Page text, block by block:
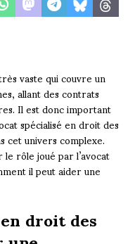
vaste qui couvre un
allant des contrats
Il est donc important
spécialisé en droit des
univers complexe.
rôle joué par l’avocat
il peut aider une
droit des